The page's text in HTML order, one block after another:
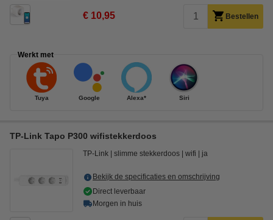
€ 10,95 Bestellen
Werkt met
Tuya Google Alexa* Siri
TP-Link Tapo P300 wifistekkerdoos
TP-Link slimme stekkerdoos wifi ja
Bekijk de specificaties en omschrijving
Direct leverbaar
Morgen in huis